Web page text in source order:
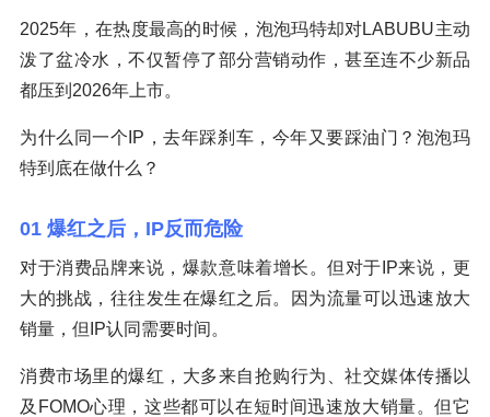
2025年，在热度最高的时候，泡泡玛特却对LABUBU主动
泼了盆冷水，不仅暂停了部分营销动作，甚至连不少新品
都压到2026年上市。
为什么同一个IP，去年踩刹车，今年又要踩油门？泡泡玛
特到底在做什么？
01 爆红之后，IP反而危险
对于消费品牌来说，爆款意味着增长。但对于IP来说，更
大的挑战，往往发生在爆红之后。因为流量可以迅速放大
销量，但IP认同需要时间。
消费市场里的爆红，大多来自抢购行为、社交媒体传播以
及FOMO心理，这些都可以在短时间迅速放大销量。但它